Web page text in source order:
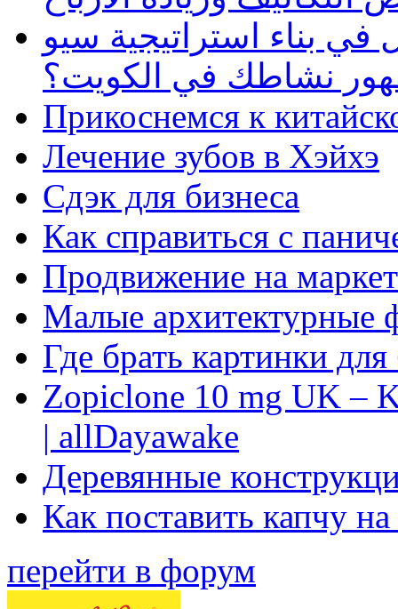
بناء استراتيجية سيو
نشاطك في الكويت؟
Прикоснемся к
Лечение зубов в Хэйхэ
Сдэк для бизнеса
Как справиться с
Продвижение на
Малые архитектурные
Где брать картинки
Zopiclone 10 mg UK –
| allDayawake
Деревянные
Как поставить капчу
перейти в форум